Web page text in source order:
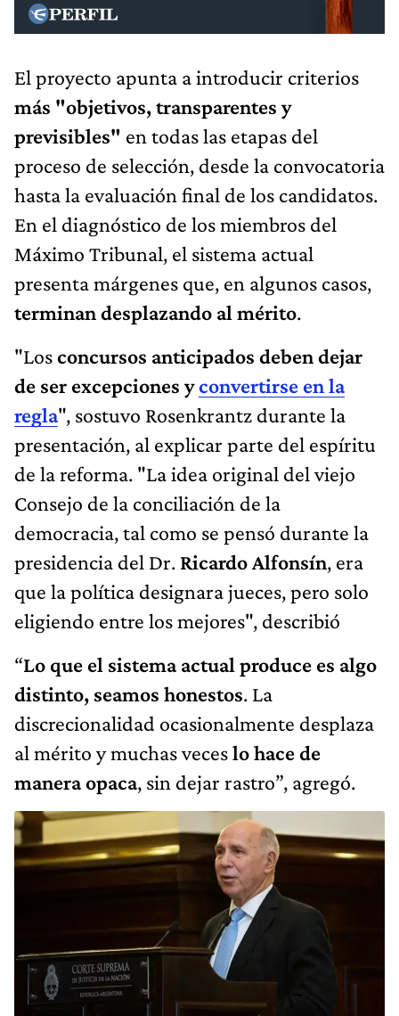
El proyecto apunta a introducir criterios
más "objetivos, transparentes y
previsibles" en todas las etapas del
proceso de selección, desde la convocatoria
hasta la evaluación final de los candidatos.
En el diagnóstico de los miembros del
Máximo Tribunal, el sistema actual
presenta márgenes que, en algunos casos,
terminan desplazando al mérito.
"Losconcursos anticipados debendejar
de ser excepciones yconvertirse en la
regla", sostuvo Rosenkrantz durante la
presentación, al explicar parte del espíritu
de la reforma. "La idea original del viejo
Consejo de la conciliación de la
democracia, tal como se pensó durante la
presidencia del Dr. Ricardo Alfonsín, era
que la política designara jueces, pero solo
eligiendo entre los mejores", describió
“Lo que el sistema actual produce es algo
distinto, seamos honestos. La
discrecionalidad ocasionalmente desplaza
al mérito y muchas veceslo hace de
manera opaca, sin dejar rastro”, agregó.